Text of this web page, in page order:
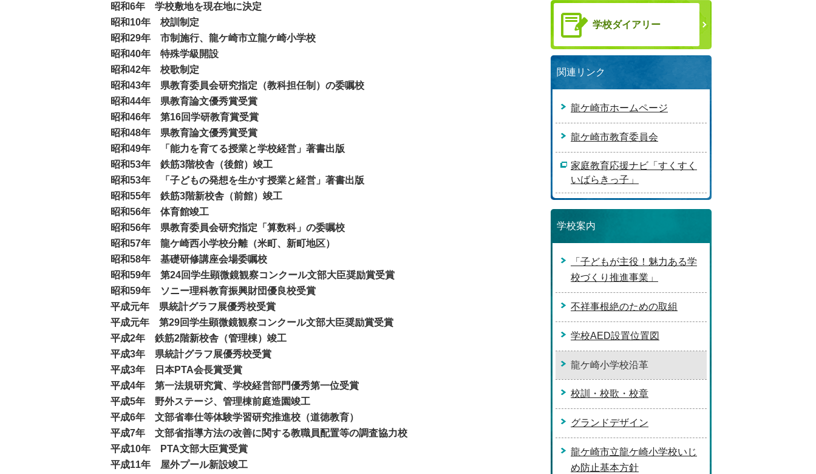
昭和6年 学校敷地を現在地に決定
昭和10年 校訓制定
昭和29年 市制施行、龍ケ崎市立龍ケ崎小学校
昭和40年 特殊学級開設
昭和42年 校歌制定
昭和43年 県教育委員会研究指定（教科担任制）の委嘱校
昭和44年 県教育論文優秀賞受賞
昭和46年 第16回学研教育賞受賞
昭和48年 県教育論文優秀賞受賞
昭和49年 「能力を育てる授業と学校経営」著書出版
昭和53年 鉄筋3階校舎（後館）竣工
昭和53年 「子どもの発想を生かす授業と経営」著書出版
昭和55年 鉄筋3階新校舎（前館）竣工
昭和56年 体育館竣工
昭和56年 県教育委員会研究指定「算数科」の委嘱校
昭和57年 龍ケ崎西小学校分離（米町、新町地区）
昭和58年 基礎研修講座会場委嘱校
昭和59年 第24回学生顕微鏡観察コンクール文部大臣奨励賞受賞
昭和59年 ソニー理科教育振興財団優良校受賞
平成元年 県統計グラフ展優秀校受賞
平成元年 第29回学生顕微鏡観察コンクール文部大臣奨励賞受賞
平成2年 鉄筋2階新校舎（管理棟）竣工
平成3年 県統計グラフ展優秀校受賞
平成3年 日本PTA会長賞受賞
平成4年 第一法規研究賞、学校経営部門優秀第一位受賞
平成5年 野外ステージ、管理棟前庭造園竣工
平成6年 文部省奉仕等体験学習研究推進校（道徳教育）
平成7年 文部省指導方法の改善に関する教職員配置等の調査協力校
平成10年 PTA文部大臣賞受賞
平成11年 屋外プール新設竣工
学校ダイアリー
関連リンク
龍ケ崎市ホームページ
龍ケ崎市教育委員会
家庭教育応援ナビ「すくすく
いばらきっ子」
学校案内
「子どもが主役！魅力ある学
校づくり推進事業」
不祥事根絶のための取組
学校AED設置位置図
龍ケ崎小学校沿革
校訓・校歌・校章
グランドデザイン
龍ケ崎市立龍ケ崎小学校いじ
め防止基本方針